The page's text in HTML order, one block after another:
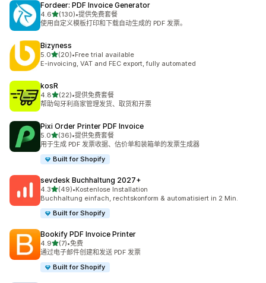
Fordeer: PDF Invoice Generator
4.6星（满分 5 星）
(130)
总共 130 条评论
•提供免费套餐
使用自定义模板打印和下载自动生成的 PDF 发票。
Bizyness
5.0星（满分 5 星）
(20)
总共 20 条评论
•Free trial available
E-invoicing, VAT and FEC export, fully automated
kosR
4.8星（满分 5 星）
(22)
总共 22 条评论
•提供免费套餐
帮助匈牙利商家管理发货、取货和开票
Pixi Order Printer PDF Invoice
5.0星（满分 5 星）
(36)
总共 36 条评论
•提供免费套餐
用于生成 PDF 发票收据、估价单和装箱单的发票生成器
Built for Shopify
sevdesk Buchhaltung 2027+
4.3星（满分 5 星）
(49)
总共 49 条评论
•Kostenlose Installation
Buchhaltung einfach, rechtskonform & automatisiert in 2 Min.
Built for Shopify
Bookify PDF Invoice Printer
4.9星（满分 5 星）
(7)
总共 7 条评论
•免费
通过电子邮件创建和发送 PDF 发票
Built for Shopify